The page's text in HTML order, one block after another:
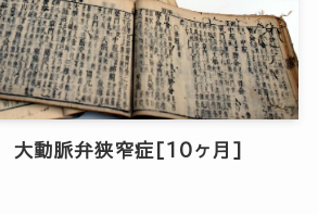
脈弁狭窄症[10ヶ月]